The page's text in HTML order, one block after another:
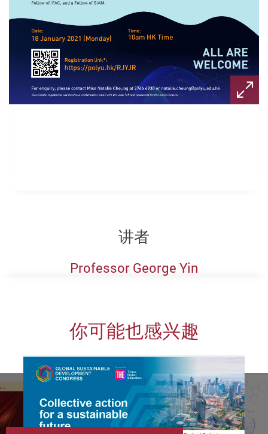
讲者
Professor George Yin
你可能也感兴趣